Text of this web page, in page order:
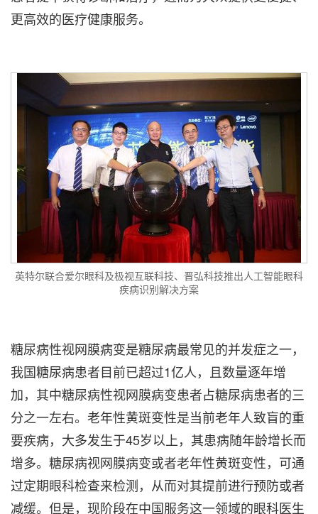
更高效的医疗健康服务。
英特尔联合爱尔眼科及极视互联科技、晋弘科技推出人工智能眼科
疾病识别解决方案
糖尿病性视网膜病变是糖尿病最常见的并发症之一，
我国糖尿病患者目前已超过1亿人，且数量逐年增
加，其中糖尿病性视网膜病变患者占糖尿病患者的三
分之一左右。老年性黄斑变性是当前老年人致盲的重
要疾病，大多发生于45岁以上，其患病随年龄增长而
增多。糖尿病视网膜病变或者老年性黄斑变性，可通
过定期眼科检查来检测，从而对其提前进行预防或者
减缓。但是，现阶段在中国服务这一领域的眼科医生